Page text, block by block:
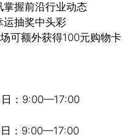
握前沿行业动态
抽奖中头彩
可额外获得100元购物卡
：9:00—17:00
：9:00—17:00